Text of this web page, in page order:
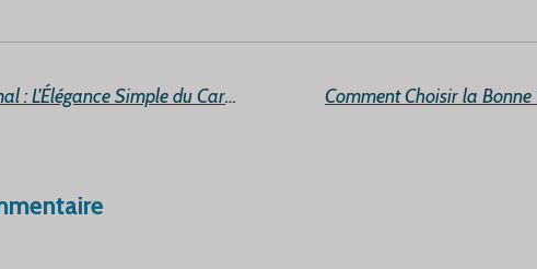
L'Emballage Minimal : L'Élégance Simple du Carton Écologique